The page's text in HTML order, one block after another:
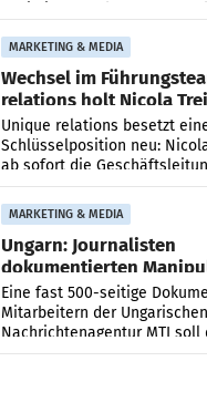
MARKETING & MEDIA
Wechsel im
relations holt Nicola
Geschäftsleitung
Unique relations besetzt
Schlüsselposition neu:
ab sofort die
PR-Agentur an der Seite von
Anna Kalina-Mahr.
MARKETING & MEDIA
Ungarn: Journalisten
dokumentierten
Zensur
Eine fast 500-seitige
Mitarbeitern der Ungarischen
Nachrichtenagentur MTI soll
systematische